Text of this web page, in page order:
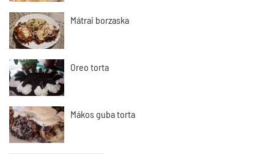
Mátrai borzaska
Oreo torta
Mákos guba torta